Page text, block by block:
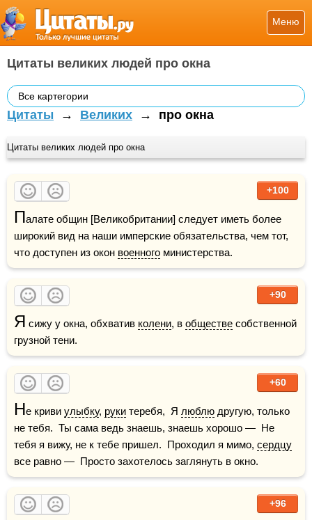
Меню
Цитаты великих людей про окна
Все картегории
Цитаты → Великих → про окна
Цитаты великих людей про окна
+100
Палате общин [Великобритании] следует иметь более
широкий вид на наши имперские обязательства, чем тот,
что доступен из окон военного министерства.
+90
Я сижу у окна, обхватив колени, в обществе собственной
грузной тени.
+60
Не криви улыбку, руки теребя,  Я люблю другую, только
не тебя.  Ты сама ведь знаешь, знаешь хорошо —  Не
тебя я вижу, не к тебе пришел.  Проходил я мимо, сердцу
все равно —  Просто захотелось заглянуть в окно.
+96